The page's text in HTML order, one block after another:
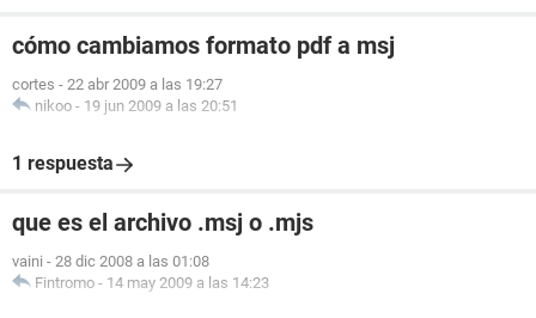
cómo cambiamos formato pdf a msj
cortes - 22 abr 2009 a las 19:27
nikoo - 19 jun 2009 a las 20:51
1 respuesta
que es el archivo .msj o .mjs
vaini - 28 dic 2008 a las 01:08
Fintromo - 14 may 2009 a las 14:23